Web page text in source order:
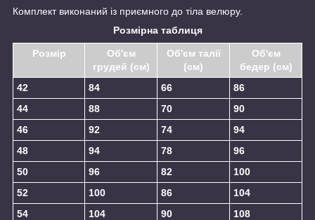
Комплект виконаний із приємного до тіла велюру.
Розмірна таблиця
Розмір
Об'єм
грудей (см)
Об'єм талії
(см)
Об'єм
бедер (см)
42
84 66
86
44
88 70
90
46
92 74
94
48
94 78
96
50
96 82
100
52
100 86
104
54
104 90
108